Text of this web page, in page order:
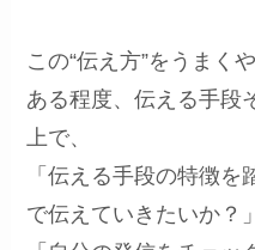
この“伝え方”をうまく
ある程度、伝える手段
上で、
「伝える手段の特徴
で伝えていきたいか？」